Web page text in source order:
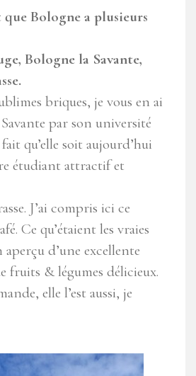
Bologne a plusieurs
Bologne la Savante,
briques, je vous en ai
par son université
qu’elle soit aujourd’hui
étudiant attractif et
J’ai compris ici ce
Ce qu’étaient les vraies
aperçu d’une excellente
fruits & légumes délicieux.
elle l’est aussi, je